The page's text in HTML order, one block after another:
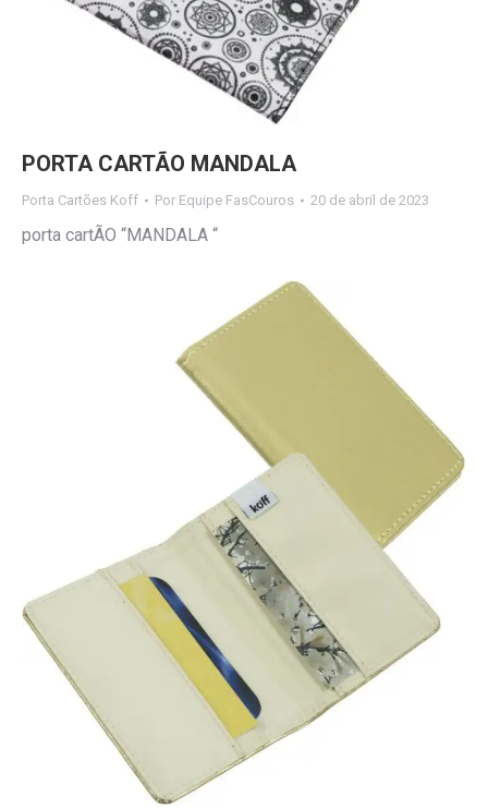
PORTA CARTÃO MANDALA
Porta Cartões Koff Por Equipe FasCouros 20 de abril de 2023
porta cartÃO “MANDALA “